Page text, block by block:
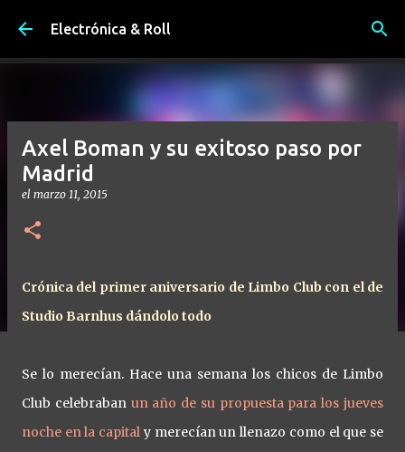
Ir al contenido principal
Electrónica & Roll
Axel Boman y su exitoso paso por
Madrid
el marzo 11, 2015
Crónica del primer aniversario de Limbo Club con el de
Studio Barnhus dándolo todo
Se lo merecían. Hace una semana los chicos de Limbo
Club celebraban un año de su propuesta para los jueves
noche en la capital y merecían un llenazo como el que se